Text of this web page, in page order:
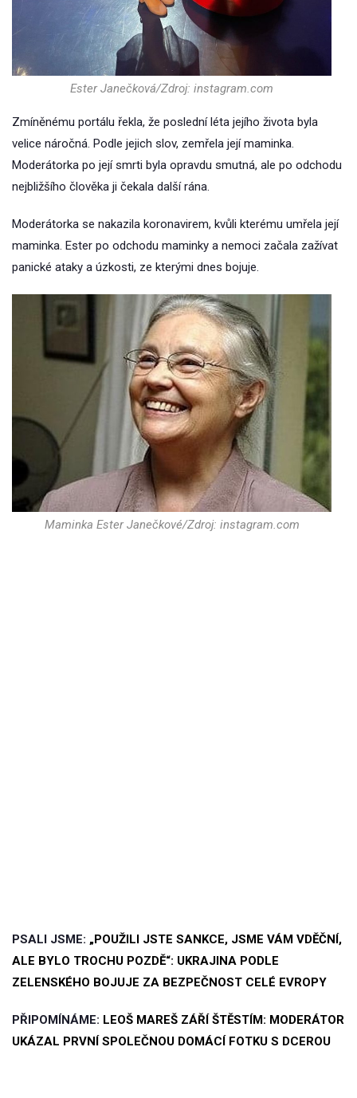
Ester Janečková/Zdroj: instagram.com
Zmíněnému portálu řekla, že poslední léta jejího života byla
velice náročná. Podle jejich slov, zemřela její maminka.
Moderátorka po její smrti byla opravdu smutná, ale po odchodu
nejbližšího člověka ji čekala další rána.
Moderátorka se nakazila koronavirem, kvůli kterému umřela její
maminka. Ester po odchodu maminky a nemoci začala zažívat
panické ataky a úzkosti, ze kterými dnes bojuje.
Maminka Ester Janečkové/Zdroj: instagram.com
PSALI JSME: „POUŽILI JSTE SANKCE, JSME VÁM VDĚČNÍ,
ALE BYLO TROCHU POZDĚ“: UKRAJINA PODLE
ZELENSKÉHO BOJUJE ZA BEZPEČNOST CELÉ EVROPY
PŘIPOMÍNÁME: LEOŠ MAREŠ ZÁŘÍ ŠTĚSTÍM: MODERÁTOR
UKÁZAL PRVNÍ SPOLEČNOU DOMÁCÍ FOTKU S DCEROU